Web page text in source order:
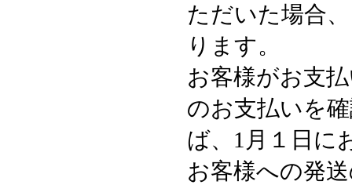
ただいた場合
ります。
お客様がお支
のお支払いを
ば、1月１日に
お客様への発